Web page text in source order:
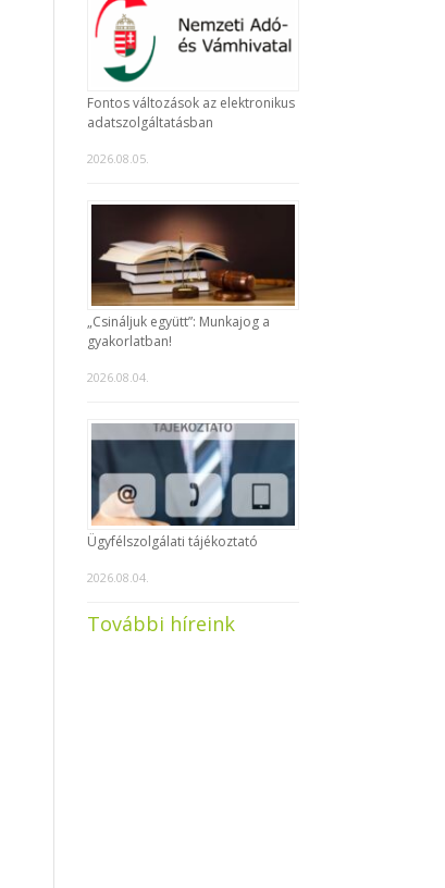
Fontos változások az elektronikus
adatszolgáltatásban
2026.08.05.
„Csináljuk együtt”: Munkajog a
gyakorlatban!
2026.08.04.
Ügyfélszolgálati tájékoztató
2026.08.04.
További híreink